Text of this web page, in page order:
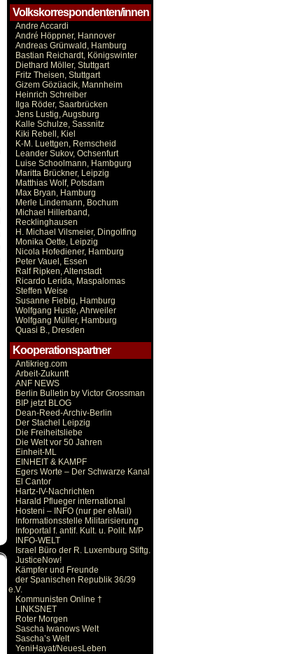
Volkskorrespondenten/innen
Andre Accardi
André Höppner, Hannover
Andreas Grünwald, Hamburg
Bastian Reichardt, Königswinter
Diethard Möller, Stuttgart
Fritz Theisen, Stuttgart
Gizem Gözüacik, Mannheim
Heinrich Schreiber
Ilga Röder, Saarbrücken
Jens Lustig, Augsburg
Kalle Schulze, Sassnitz
Kiki Rebell, Kiel
K-M. Luettgen, Remscheid
Leander Sukov, Ochsenfurt
Luise Schoolmann, Hambgurg
Maritta Brückner, Leipzig
Matthias Wolf, Potsdam
Max Bryan, Hamburg
Merle Lindemann, Bochum
Michael Hillerband,
Recklinghausen
H. Michael Vilsmeier, Dingolfing
Monika Oette, Leipzig
Nicola Hofediener, Hamburg
Peter Vauel, Essen
Ralf Ripken, Altenstadt
Ricardo Lerida, Maspalomas
Steffen Weise
Susanne Fiebig, Hamburg
Wolfgang Huste, Ahrweiler
Wolfgang Müller, Hamburg
Quasi B., Dresden
Kooperationspartner
Antikrieg.com
Arbeit-Zukunft
ANF NEWS
Berlin Bulletin by Victor Grossman
BIP jetzt BLOG
Dean-Reed-Archiv-Berlin
Der Stachel Leipzig
Die Freiheitsliebe
Die Welt vor 50 Jahren
Einheit-ML
EINHEIT & KAMPF
Egers Worte – Der Schwarze Kanal
El Cantor
Hartz-IV-Nachrichten
Harald Pflueger international
Hosteni – INFO (nur per eMail)
Informationsstelle Militarisierung
Infoportal f. antif. Kult. u. Polit. M/P
INFO-WELT
Israel Büro der R. Luxemburg Stiftg.
JusticeNow!
Kämpfer und Freunde
der Spanischen Republik 36/39
e.V.
Kommunisten Online †
LINKSNET
Roter Morgen
Sascha Iwanows Welt
Sascha’s Welt
YeniHayat/NeuesLeben